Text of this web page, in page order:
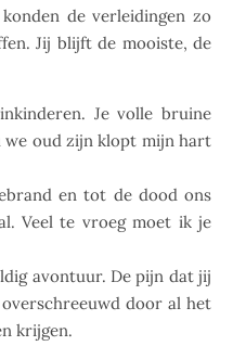
de verleidingen zo
Jij blijft de mooiste, de
Je volle bruine
we oud zijn klopt mijn hart
en tot de dood ons
Veel te vroeg moet ik je
avontuur. De pijn dat jij
door al het
krijgen.